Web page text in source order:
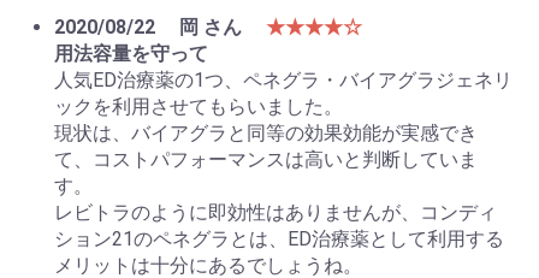
2020/08/22
岡 さん
★★★★☆
用法容量を守って
人気ED治療薬の1つ、ペネグラ・バイアグラジェネリ
ックを利用させてもらいました。
現状は、バイアグラと同等の効果効能が実感でき
て、コストパフォーマンスは高いと判断していま
す。
レビトラのように即効性はありませんが、コンディ
ション21のペネグラとは、ED治療薬として利用する
メリットは十分にあるでしょうね。